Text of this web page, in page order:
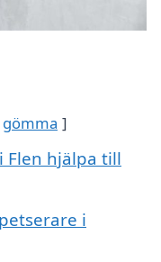
gömma
Flen hjälpa till
i